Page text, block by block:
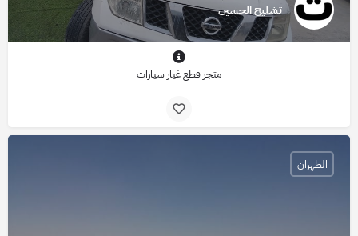
تشليح الحسين
متجر قطع غيار سيارات
الظهران